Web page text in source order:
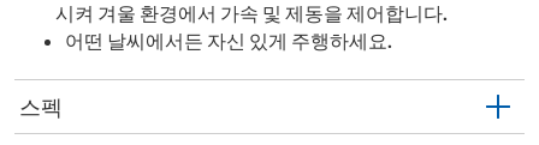
시켜 겨울 환경에서 가속 및 제동을 제어합니다.
어떤 날씨에서든 자신 있게 주행하세요.
스펙